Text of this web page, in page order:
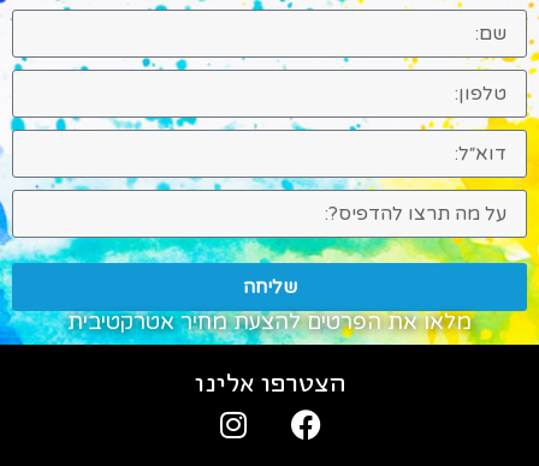
שליחה
מלאו את הפרטים להצעת מחיר אטרקטיבית
הצטרפו אלינו